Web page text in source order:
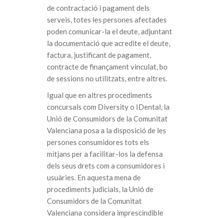
de contractació i pagament dels
serveis, totes les persones afectades
poden comunicar-la el deute, adjuntant
la documentació que acredite el deute,
factura, justificant de pagament,
contracte de finançament vinculat, bo
de sessions no utilitzats, entre altres.
Igual que en altres procediments
concursals com Diversity o IDental, la
Unió de Consumidors de la Comunitat
Valenciana posa a la disposició de les
persones consumidores tots els
mitjans per a facilitar-los la defensa
dels seus drets com a consumidores i
usuàries. En aquesta mena de
procediments judicials, la Unió de
Consumidors de la Comunitat
Valenciana considera imprescindible